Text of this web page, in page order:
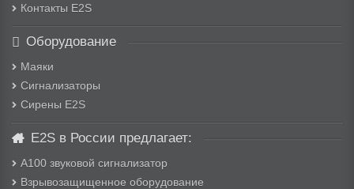
Контакты E2S
Оборудование
Маяки
Сигнализаторы
Сирены E2S
E2S в России предлагает:
A100 звуковой сигнализатор
Взрывозащищенное оборудование